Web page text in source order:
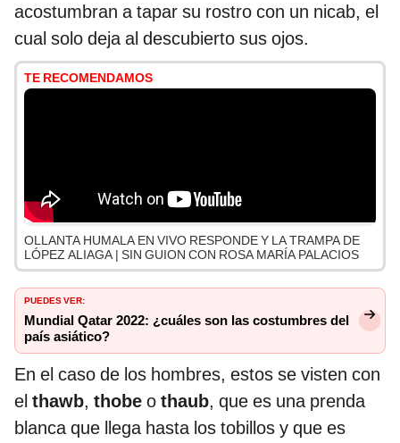
acostumbran a tapar su rostro con un nicab, el
cual solo deja al descubierto sus ojos.
TE RECOMENDAMOS
OLLANTA HUMALA EN VIVO RESPONDE Y LA TRAMPA DE
LÓPEZ ALIAGA | SIN GUION CON ROSA MARÍA PALACIOS
PUEDES VER:
Mundial Qatar 2022: ¿cuáles son las costumbres del
país asiático?
En el caso de los hombres, estos se visten con
el thawb, thobe o thaub, que es una prenda
blanca que llega hasta los tobillos y que es